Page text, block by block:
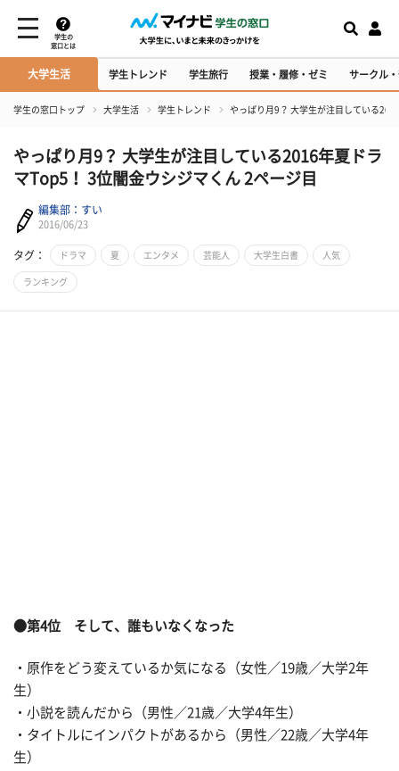
学生の
窓口とは
大学生活 学生トレンド 学生旅行 授業・履修・ゼミ サークル
学生の窓口トップ 大学生活 学生トレンド やっぱり月9？ 大学生が注目している
やっぱり月9？ 大学生が注目している2016年夏ドラ
マTop5！ 3位闇金ウシジマくん 2ページ目
編集部：すい
2016/06/23
タグ： ドラマ 夏 エンタメ 芸能人 大学生白書 人気
ランキング
●第4位 そして、誰もいなくなった
・原作をどう変えているか気になる（女性／19歳／大学2年
生）
・小説を読んだから（男性／21歳／大学4年生）
・タイトルにインパクトがあるから（男性／22歳／大学4年
生）